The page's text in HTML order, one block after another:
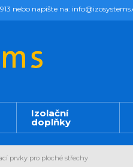
nebo napište na:
Izolační
doplňky
prvky pro ploché střechy